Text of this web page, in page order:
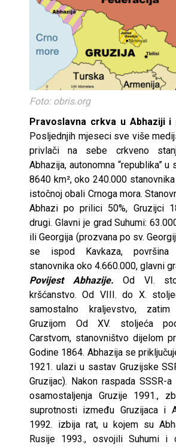
Foto: obris.org
Pravoslavna crkva u Abhaziji i
Posljednjih mjeseci sve više
privlači na sebe crkveno
Abhazija, autonomna “republika” u
8640 km², oko 240.000
istočnoj obali Crnoga mora.
Abhazi po prilici 50%, Gruzijci
drugi. Glavni je grad Suhumi:
ili Georgija (prozvana po sv.
se ispod Kavkaza, površina
stanovnika oko 4.660.000, glavni
Povijest Abhazije. Od VI.
kršćanstvo. Od VIII. do X.
samostalno kraljevstvo,
Gruzijom Od XV. stoljeća
Carstvom, stanovništvo dijelom
Godine 1864. Abhazija se
1921. ulazi u sastav Gruzijske
Gruzijac). Nakon raspada SSSR-
osamostaljenja Gruzije 1991.,
suprotnosti između Gruzijaca i
1992. izbija rat, u kojem su
Rusije 1993., osvojili Suhumi i